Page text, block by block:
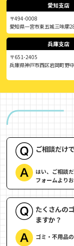
愛知支店
〒494-0008
愛知県一宮市東五城三味廓
兵庫支店
〒651-2405
兵庫県神戸市西区岩岡町野
ご相談だけ
はい、ご相談
フォームより
たくさんの
ますか？
ゴミ・不用品